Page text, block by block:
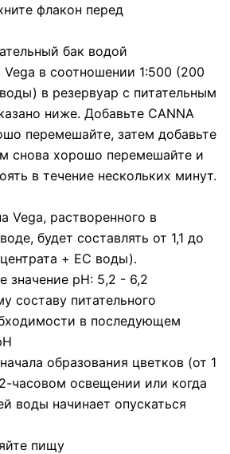
флакон перед
бак водой
в соотношении 1:500 (200
в резервуар с питательным
ниже. Добавьте CANNA
перемешайте, затем добавьте
снова хорошо перемешайте и
в течение нескольких минут.
Vega, растворенного в
будет составлять от 1,1 до
+ EC воды).
рН: 5,2 - 6,2
составу питательного
в последующем
образования цветков (от 1
часовом освещении или когда
воды начинает опускаться
пищу